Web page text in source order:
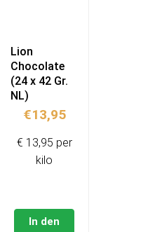
Lion
Chocolate
(24 x 42 Gr.
NL)
€13,95
In den
€ 13,95 per
kilo